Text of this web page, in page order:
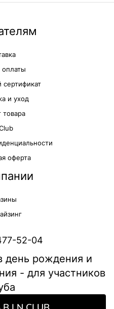
и уход
товара
оферта
52-04
день рождения и
- для участников